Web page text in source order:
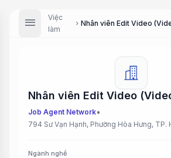
menu
Việc
làm
chevron_right
Nhân viên Edit Video
Job Agent Network•
794 Sư Vạn Hạnh, Phường Hòa Hưng, TP.
Ngành nghề